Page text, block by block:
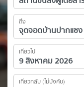
ถึง
เที่ยวไป
เที่ยวกลับ (ไม่บังคับ)